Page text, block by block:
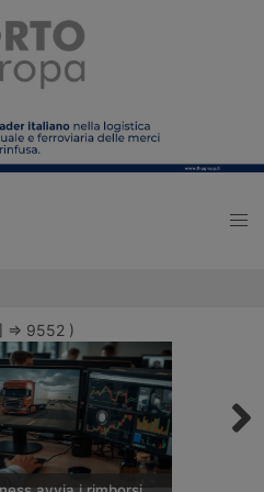
=> 9552 )